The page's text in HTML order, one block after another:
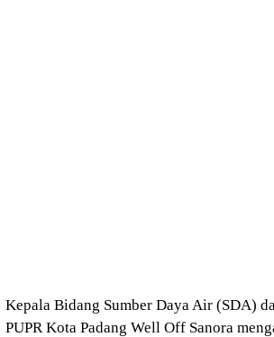
Kepala Bidang Sumber Daya Air (SDA)
PUPR Kota Padang Well Off Sanora